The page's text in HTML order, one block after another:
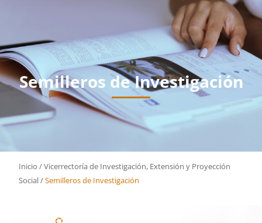
Semilleros de Investigación
Inicio /Vicerrectoría de Investigación, Extensión y Proyección
Social/Semilleros de Investigación